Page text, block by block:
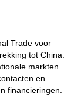
Trade voor
tot China.
markten
en
financieringen.